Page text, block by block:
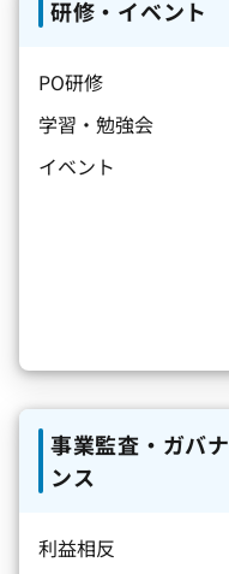
研修・イベント
PO研修
学習・勉強会
イベント
事業監査・ガバナ
ンス
利益相反